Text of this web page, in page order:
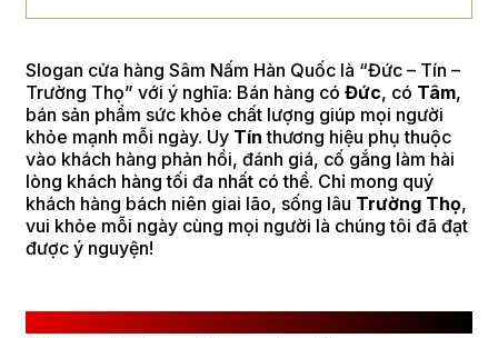
Slogan cửa hàng Sâm Nấm Hàn Quốc là “Đức – Tín –
Trường Thọ” với ý nghĩa: Bán hàng có Đức, có Tâm,
bán sản phẩm sức khỏe chất lượng giúp mọi người
khỏe mạnh mỗi ngày. Uy Tín thương hiệu phụ thuộc
vào khách hàng phản hồi, đánh giá, cố gắng làm hài
lòng khách hàng tối đa nhất có thể. Chỉ mong quý
khách hàng bách niên giai lão, sống lâu Trường Thọ,
vui khỏe mỗi ngày cùng mọi người là chúng tôi đã đạt
được ý nguyện!